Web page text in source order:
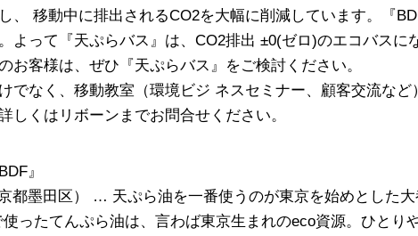
、 移動中に排出されるCO2を大幅に削減しています。『
よって『天ぷらバス』は、CO2排出 ±0(ゼロ)のエコバスに
客様は、ぜひ『天ぷらバス』をご検討ください。
でなく、移動教室（環境ビジ ネスセミナー、顧客交流など
しくはリボーンまでお問合せください。
』
都墨田区） … 天ぷら油を一番使うのが東京を始めとした
ったてんぷら油は、言わば東京生まれのeco資源。ひとり